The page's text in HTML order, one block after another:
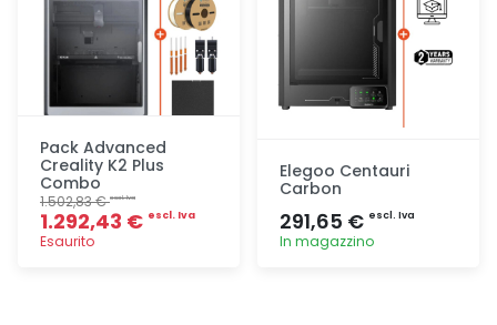
Pack Advanced
Creality K2 Plus
Combo
1.502,83 €escl. Iva
1.292,43 € escl. Iva
Esaurito
Elegoo Centauri
Carbon
291,65 € escl. Iva
In magazzino